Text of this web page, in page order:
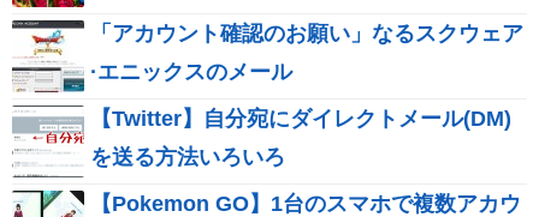
「アカウント確認のお願い」なるスクウェア
·エニックスのメール
【Twitter】自分宛にダイレクトメール(DM)
を送る方法いろいろ
【Pokemon GO】1台のスマホで複数アカウ